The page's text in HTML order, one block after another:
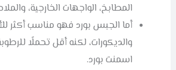
المطابخ، الواجهات الخارجية،
أما الجبس بورد فهو مناسب أكثر
والديكورات، لكنه أقل تحملًا
اسمنت بورد.